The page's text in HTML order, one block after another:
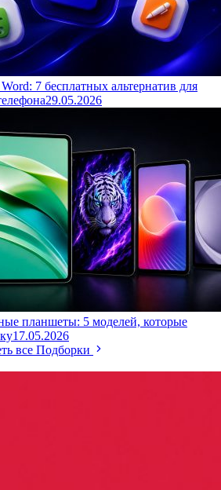
7 бесплатных альтернатив для
29.05.2026
планшеты: 5 моделей, которые
17.05.2026
все Подборки